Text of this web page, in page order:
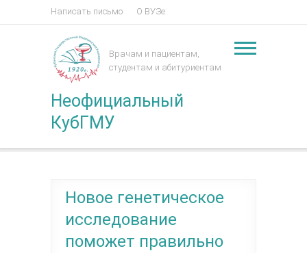
Написать письмо О ВУЗе
Неофициальный
КубГМУ
Врачам и пациентам,
студентам и абитуриентам
Новое генетическое
исследование
поможет правильно